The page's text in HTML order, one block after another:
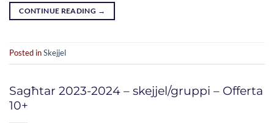
CONTINUE READING →
Posted inSkejjel
Sagħtar 2023-2024 – skejjel/gruppi – Offerta
10+